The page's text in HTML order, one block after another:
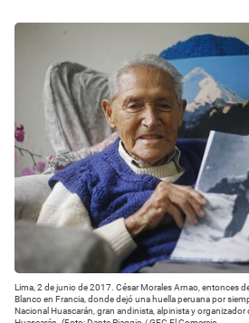
Lima, 2 de junio de 2017. César Morales Arnao, entonces
Blanco en Francia, donde dejó una huella peruana por
Nacional Huascarán, gran andinista, alpinista y organizador